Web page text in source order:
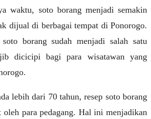
waktu, soto borang menjadi semakin
dijual di berbagai tempat di Ponorogo.
borang sudah menjadi salah satu
dicicipi bagi para wisatawan yang
lebih dari 70 tahun, resep soto borang
oleh para pedagang. Hal ini menjadikan